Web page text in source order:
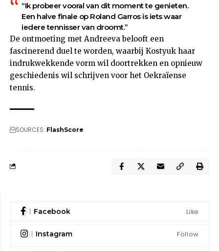
“Ik probeer vooral van dit moment te genieten.
Een halve finale op Roland Garros is iets waar
iedere tennisser van droomt.”
De ontmoeting met Andreeva belooft een
fascinerend duel te worden, waarbij Kostyuk haar
indrukwekkende vorm wil doortrekken en opnieuw
geschiedenis wil schrijven voor het Oekraïense
tennis.
SOURCES: FlashScore
Facebook Like
Instagram Follow